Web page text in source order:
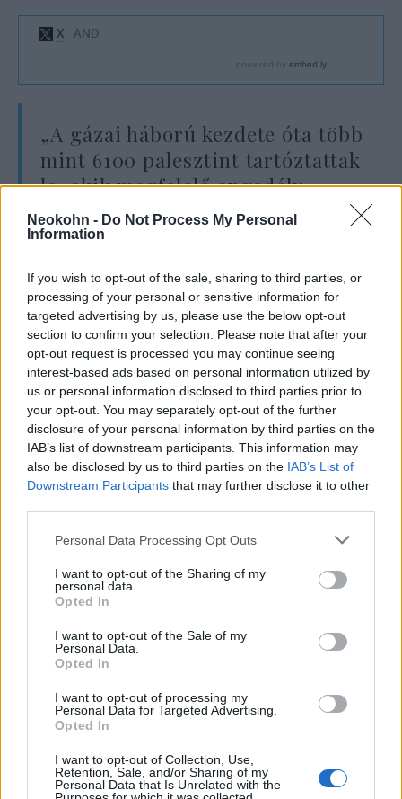
Neokohn - Do Not Process My Personal
Information
If you wish to opt-out of the sale, sharing to third parties, or
processing of your personal or sensitive information for
targeted advertising by us, please use the below opt-out
section to confirm your selection. Please note that after your
opt-out request is processed you may continue seeing
interest-based ads based on personal information utilized by
us or personal information disclosed to third parties prior to
your opt-out. You may separately opt-out of the further
disclosure of your personal information by third parties on the
IAB’s list of downstream participants. This information may
also be disclosed by us to third parties on the IAB’s List of
Downstream Participants that may further disclose it to other
Please note that this website/app uses one or more Google
not limited to your visit or usage behaviour. You may click to
grant or deny consent to Google and its third-party tags to
use your data for below specified purposes in below Google
consent section.
Personal Data Processing Opt Outs
I want to opt-out of the Sharing of my
personal data.
Opted In
I want to opt-out of the Sale of my
Personal Data.
Opted In
I want to opt-out of processing my
Personal Data for Targeted Advertising.
Opted In
I want to opt-out of Collection, Use,
Retention, Sale, and/or Sharing of my
Personal Data that Is Unrelated with the
„A gázai háború kezdete óta több
mint 6100 palesztint tartóztattak
le, akik megfelelő engedély
nélkül próbáltak Izraelbe
belépni, ebből csak az elmúlt
– áll a rendőrség közleményében.
A United Hatzalah szerint a sofőr nem a
szervezet nevében dolgozott, amikor
megpróbálta átvinni a palesztinokat a
határátkelőn.
„Az önkéntest azonnal felfüggesztették
minden szervezeti tevékenységből” – közölte
az egészségügyi segélyszervezet.
A rendőrség rajtaütést hajtott végre